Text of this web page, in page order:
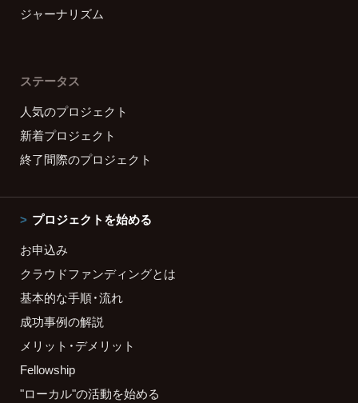
ジャーナリズム
ステータス
人気のプロジェクト
新着プロジェクト
終了間際のプロジェクト
プロジェクトを始める
お申込み
クラウドファンディングとは
基本的な手順・流れ
成功事例の解説
メリット・デメリット
Fellowship
"ローカル"の活動を始める